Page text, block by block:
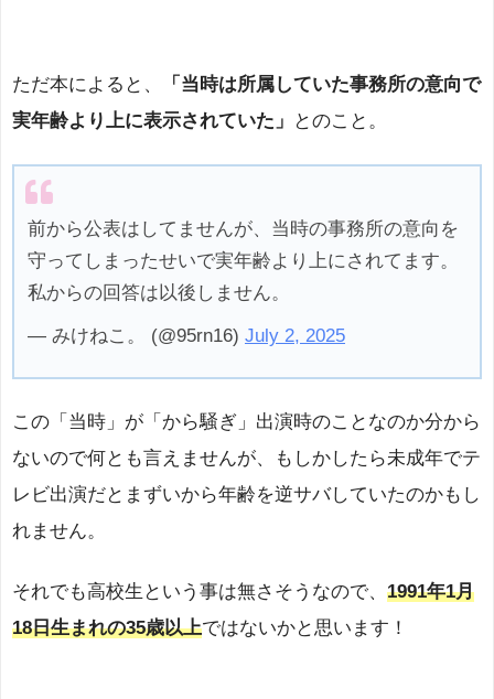
ただ本によると、
「当時は所属していた事務所の意向で
実年齢より上に表示されていた」
とのこと。
前から公表はしてませんが、当時の事務所の意向を
守ってしまったせいで実年齢より上にされてます。
私からの回答は以後しません。
— みけねこ。 (@95rn16) July 2, 2025
この「当時」が「から騒ぎ」出演時のことなのか分から
ないので何とも言えませんが、もしかしたら未成年でテ
レビ出演だとまずいから年齢を逆サバしていたのかもし
れません。
それでも高校生という事は無さそうなので、 1991年1月
18日生まれの35歳以上ではないかと思います！